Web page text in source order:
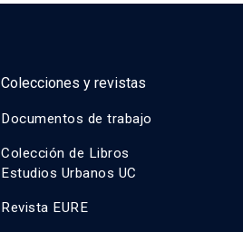
Colecciones y revistas
Documentos de trabajo
Colección de Libros
Estudios Urbanos UC
Revista EURE